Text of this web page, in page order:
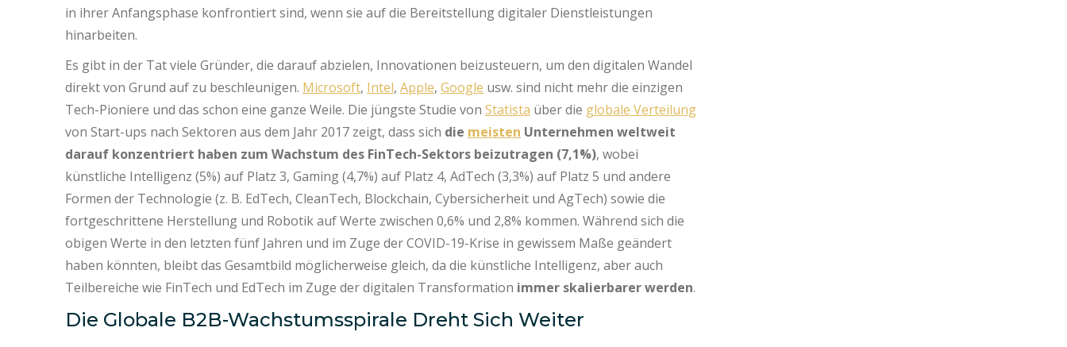
in ihrer Anfangsphase konfrontiert sind, wenn sie auf die Bereitstellung digitaler Dienstleistungen
hinarbeiten.
Es gibt in der Tat viele Gründer, die darauf abzielen, Innovationen beizusteuern, um den digitalen Wandel
direkt von Grund auf zu beschleunigen. Microsoft, Intel, Apple, Google usw. sind nicht mehr die einzigen
Tech-Pioniere und das schon eine ganze Weile. Die jüngste Studie von Statista über die globale Verteilung
von Start-ups nach Sektoren aus dem Jahr 2017 zeigt, dass sich die meisten Unternehmen weltweit
darauf konzentriert haben zum Wachstum des FinTech-Sektors beizutragen (7,1%), wobei
künstliche Intelligenz (5%) auf Platz 3, Gaming (4,7%) auf Platz 4, AdTech (3,3%) auf Platz 5 und andere
Formen der Technologie (z. B. EdTech, CleanTech, Blockchain, Cybersicherheit und AgTech) sowie die
fortgeschrittene Herstellung und Robotik auf Werte zwischen 0,6% und 2,8% kommen. Während sich die
obigen Werte in den letzten fünf Jahren und im Zuge der COVID-19-Krise in gewissem Maße geändert
haben könnten, bleibt das Gesamtbild möglicherweise gleich, da die künstliche Intelligenz, aber auch
Teilbereiche wie FinTech und EdTech im Zuge der digitalen Transformation immer skalierbarer werden.
Die Globale B2B-Wachstumsspirale Dreht Sich Weiter